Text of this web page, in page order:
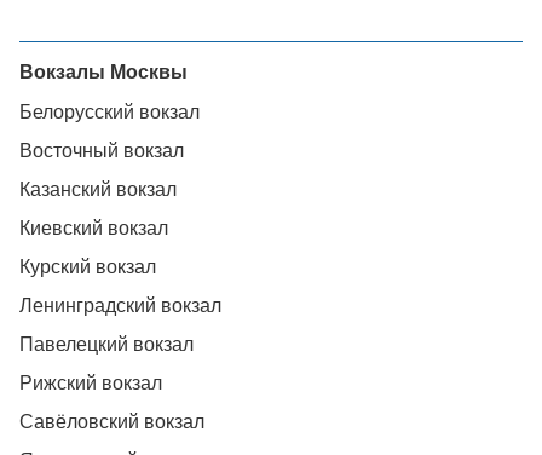
Вокзалы Москвы
Белорусский вокзал
Восточный вокзал
Казанский вокзал
Киевский вокзал
Курский вокзал
Ленинградский вокзал
Павелецкий вокзал
Рижский вокзал
Савёловский вокзал